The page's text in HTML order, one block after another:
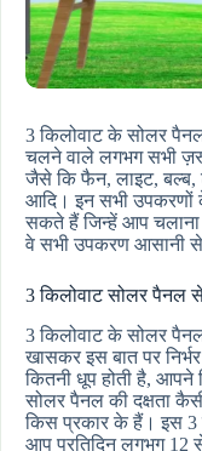
3 किलोवाट के सोलर
चलने वाले लगभग सभी
जैसे कि फैन, लाइट, बल्ब,
आदि। इन सभी उपकरणों
सकते हैं जिन्हें आप
वे सभी उपकरण आसानी
3 किलोवाट सोलर पैनल
3 किलोवाट के सोलर
खासकर इस बात पर
कितनी धूप होती है,
सोलर पैनल की दक्षता
किस प्रकार के हैं। इस 3
आप प्रतिदिन लगभग 12